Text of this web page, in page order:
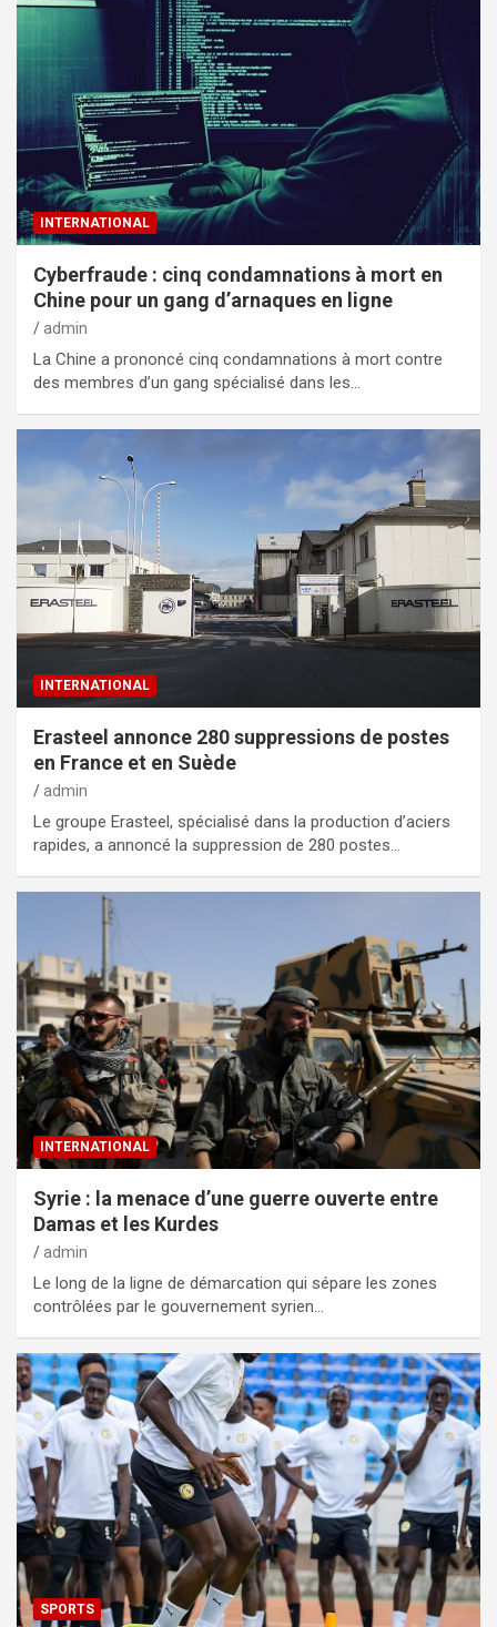
INTERNATIONAL
Cyberfraude : cinq condamnations à mort en
Chine pour un gang d’arnaques en ligne
admin
La Chine a prononcé cinq condamnations à mort contre
des membres d’un gang spécialisé dans les…
INTERNATIONAL
Erasteel annonce 280 suppressions de postes
en France et en Suède
admin
Le groupe Erasteel, spécialisé dans la production d’aciers
rapides, a annoncé la suppression de 280 postes…
INTERNATIONAL
Syrie : la menace d’une guerre ouverte entre
Damas et les Kurdes
admin
Le long de la ligne de démarcation qui sépare les zones
contrôlées par le gouvernement syrien…
SPORTS